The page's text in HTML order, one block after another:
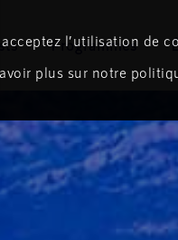
Programmes
l’utilisation de
plus sur notre